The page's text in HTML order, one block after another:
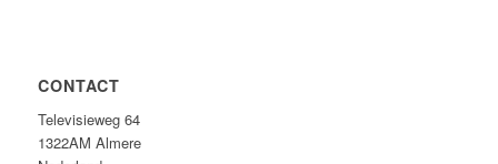
CONTACT
Televisieweg 64
1322AM Almere